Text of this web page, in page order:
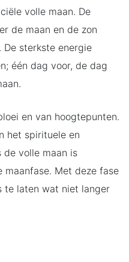
volle maan. De
de maan en de zon
sterkste energie
één dag voor, de dag
en van hoogtepunten.
het spirituele en
de volle maan is
Met deze fase
te laten wat niet langer